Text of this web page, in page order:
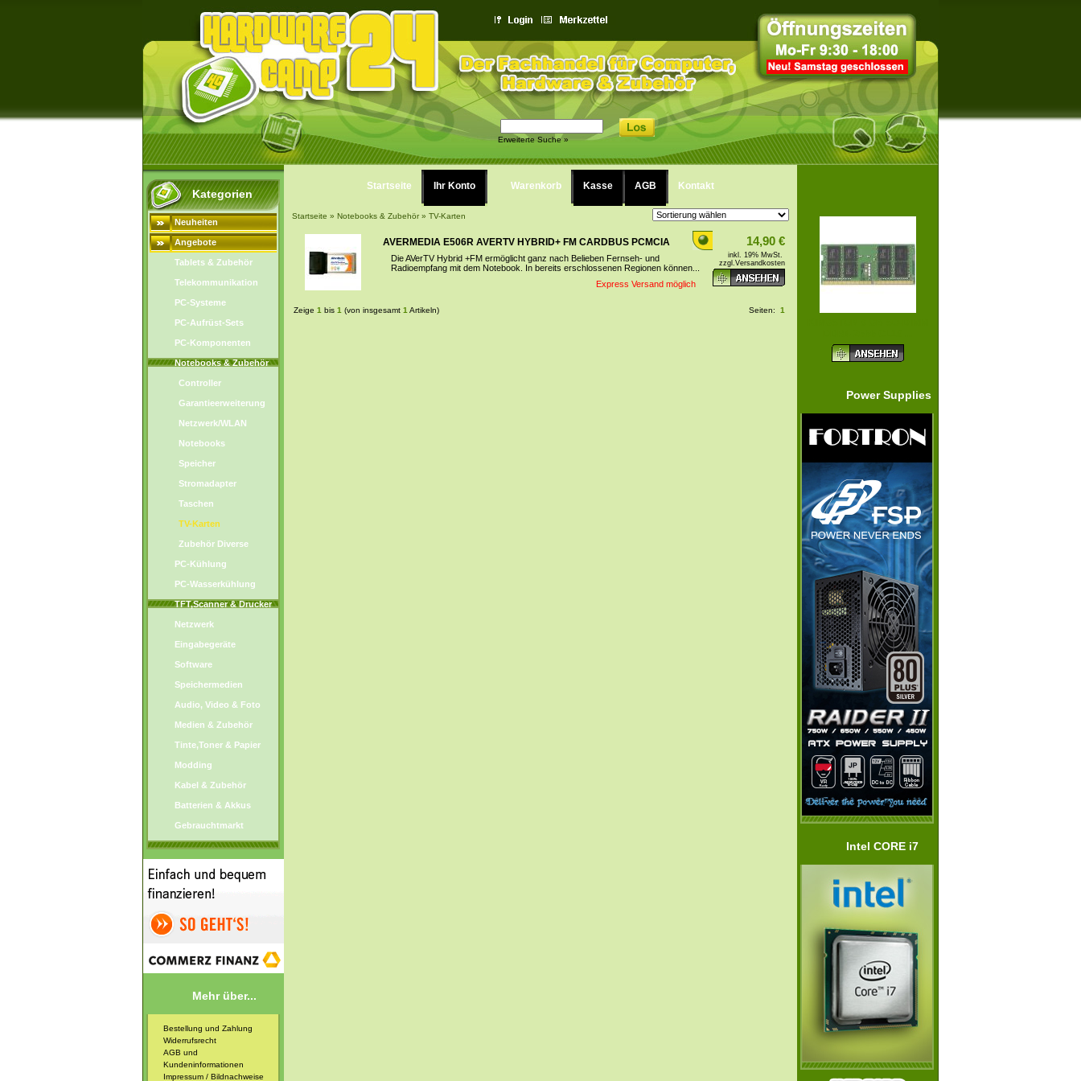
Erweiterte Suche »
Kategorien
Neuheiten
Angebote
Tablets & Zubehör
Telekommunikation
PC-Systeme
PC-Aufrüst-Sets
PC-Komponenten
Notebooks & Zubehör
Controller
Garantieerweiterung
Netzwerk/WLAN
Notebooks
Speicher
Stromadapter
Taschen
TV-Karten
Zubehör Diverse
PC-Kühlung
PC-Wasserkühlung
TFT,Scanner & Drucker
Netzwerk
Eingabegeräte
Software
Speichermedien
Audio, Video & Foto
Medien & Zubehör
Tinte,Toner & Papier
Modding
Kabel & Zubehör
Batterien & Akkus
Gebrauchtmarkt
Mehr über...
Bestellung und Zahlung
Widerrufsrecht
AGB und
Kundeninformationen
Impressum / Bildnachweise
Startseite Ihr Konto Warenkorb Kasse AGB Kontakt
Startseite » Notebooks & Zubehör» TV-Karten
AVERMEDIA E506R AVERTV HYBRID+ FM CARDBUS PCMCIA
Express Versand möglich
14,90 €
inkl. 19% MwSt.
zzgl.Versandkosten
Die AVerTV Hybrid +FM ermöglicht ganz nach Belieben Fernseh- und
Radioempfang mit dem Notebook. In bereits erschlossenen Regionen können...
Zeige 1 bis 1 (von insgesamt 1 Artikeln) Seiten: 1
Power Supplies
Intel CORE i7